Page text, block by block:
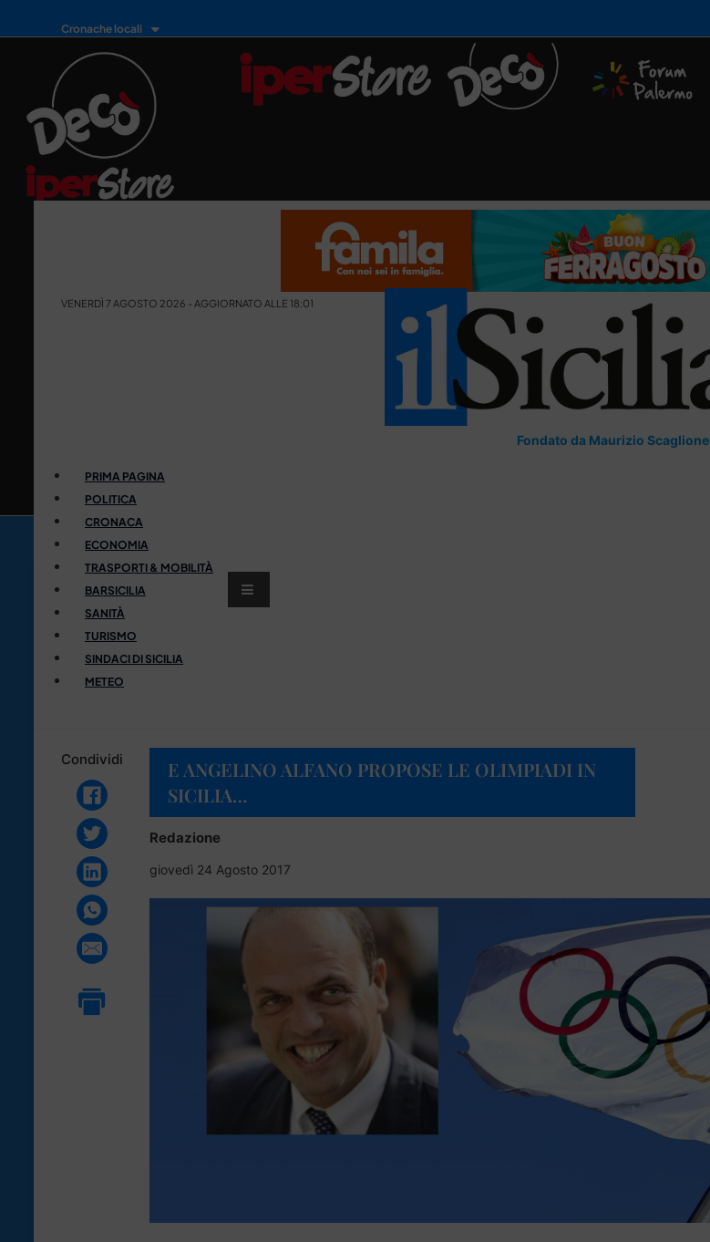
Cronache locali
VENERDÌ 7 AGOSTO 2026 - AGGIORNATO ALLE 18:01
Fondato da Maurizio Scaglione
PRIMA PAGINA
POLITICA
CRONACA
ECONOMIA
TRASPORTI & MOBILITÀ
BARSICILIA
SANITÀ
TURISMO
SINDACI DI SICILIA
METEO
Condividi
E ANGELINO ALFANO PROPOSE LE OLIMPIADI IN
SICILIA…
Redazione
giovedì 24 Agosto 2017